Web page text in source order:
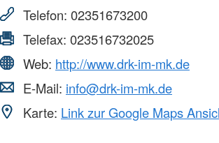
Telefon: 02351673200
Telefax: 023516732025
Web: http://www.drk-im-mk.de
E-Mail: info@drk-im-mk.de
Karte: Link zur Google Maps